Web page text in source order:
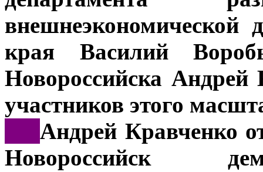
внешнеэкономической
края Василий
Новороссийска Андрей
участников этого
Андрей Кравченко
Новороссийск